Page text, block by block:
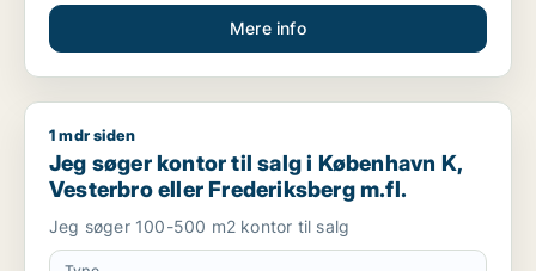
Mere info
Jeg søger kontor til salg i København K, Vesterbro eller
1 mdr siden
Jeg søger kontor til salg i København K,
Vesterbro eller Frederiksberg m.fl.
Jeg søger 100-500 m2 kontor til salg